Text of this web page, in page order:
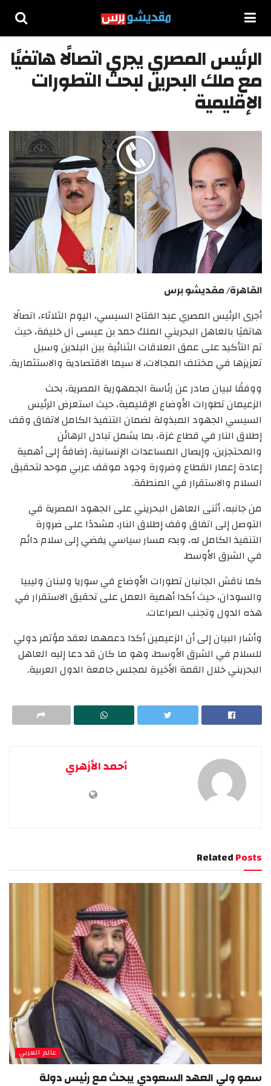
الرئيس المصري يجري اتصالًا هاتفيًا
مع ملك البحرين لبحث التطورات
الإقليمية
القاهرة/ مقديشو برس
أجرى الرئيس المصري عبد الفتاح السيسي، اليوم الثلاثاء، اتصالًا
هاتفيًا بالعاهل البحريني الملك حمد بن عيسى آل خليفة، حيث
تم التأكيد على عمق العلاقات الثنائية بين البلدين وسبل
تعزيزها في مختلف المجالات، لا سيما الاقتصادية والاستثمارية.
ووفقًا لبيان صادر عن رئاسة الجمهورية المصرية، بحث
الزعيمان تطورات الأوضاع الإقليمية، حيث استعرض الرئيس
السيسي الجهود المبذولة لضمان التنفيذ الكامل لاتفاق وقف
إطلاق النار في قطاع غزة، بما يشمل تبادل الرهائن
والمحتجزين، وإيصال المساعدات الإنسانية، إضافةً إلى أهمية
إعادة إعمار القطاع وضرورة وجود موقف عربي موحد لتحقيق
السلام والاستقرار في المنطقة.
من جانبه، أثنى العاهل البحريني على الجهود المصرية في
التوصل إلى اتفاق وقف إطلاق النار، مشددًا على ضرورة
التنفيذ الكامل له، وبدء مسار سياسي يفضي إلى سلام دائم
في الشرق الأوسط.
كما ناقش الجانبان تطورات الأوضاع في سوريا ولبنان وليبيا
والسودان، حيث أكدا أهمية العمل على تحقيق الاستقرار في
هذه الدول وتجنب الصراعات.
وأشار البيان إلى أن الزعيمين أكدا دعمهما لعقد مؤتمر دولي
للسلام في الشرق الأوسط، وهو ما كان قد دعا إليه العاهل
البحريني خلال القمة الأخيرة لمجلس جامعة الدول العربية.
أحمد الأزهري
RelatedPosts
عالم العربي
سمو ولي العهد السعودي يبحث مع رئيس دولة